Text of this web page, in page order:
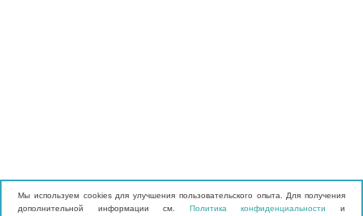
Мы используем cookies для улучшения пользовательского опыта. Для получения
дополнительной информации см. Политика конфиденциальности
и